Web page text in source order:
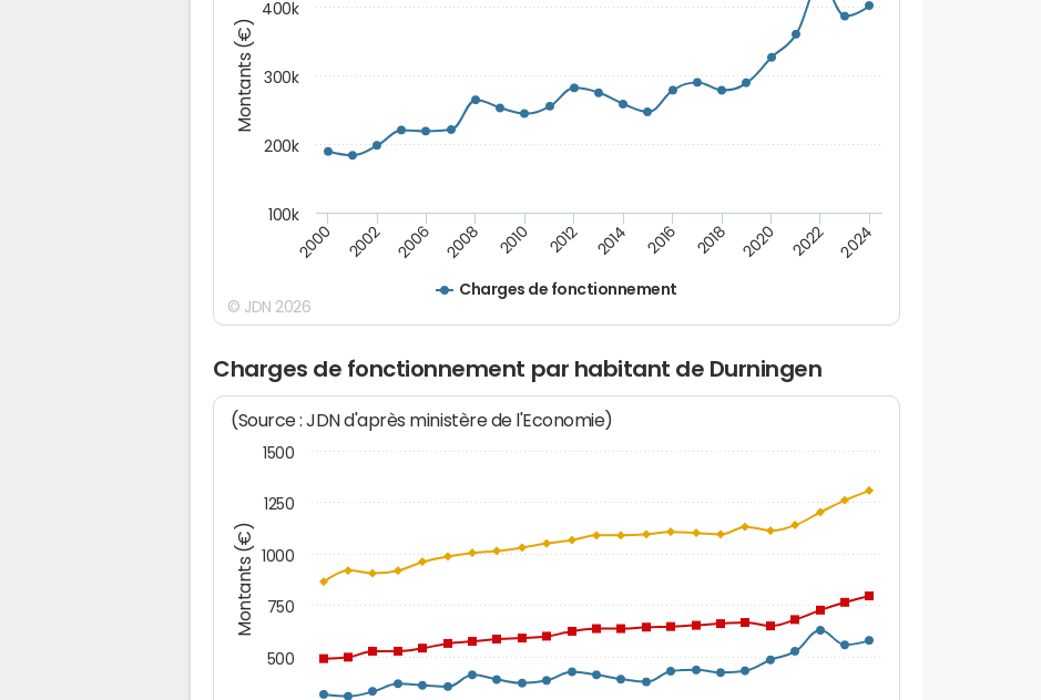
Montants (€)
Charges de fonctionnement
2000 2002 2006 2008 2010 2012 2014 2016 2018 2020 2022 2024
200k
300k
400k
100k
© JDN 2026
Charges de fonctionnement par habitant de Durningen
Montants (€)
(Source : JDN d'après ministère de l'Economie)
500
750
1000
1250
1500